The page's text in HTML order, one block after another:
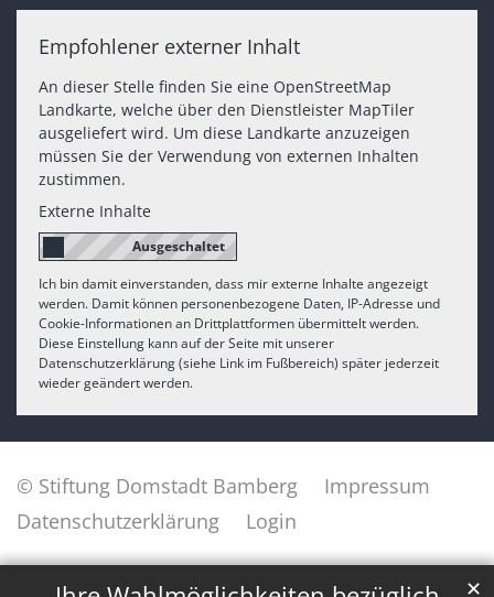
✕
Empfohlener externer Inhalt
An dieser Stelle finden Sie eine OpenStreetMap
Landkarte, welche über den Dienstleister MapTiler
ausgeliefert wird. Um diese Landkarte anzuzeigen
müssen Sie der Verwendung von externen Inhalten
zustimmen.
Externe Inhalte
Ich bin damit einverstanden, dass mir externe Inhalte angezeigt
werden. Damit können personenbezogene Daten, IP-Adresse und
Cookie-Informationen an Drittplattformen übermittelt werden.
Diese Einstellung kann auf der Seite mit unserer
Datenschutzerklärung (siehe Link im Fußbereich) später jederzeit
wieder geändert werden.
© Stiftung Domstadt Bamberg
Impressum
Datenschutzerklärung
Login